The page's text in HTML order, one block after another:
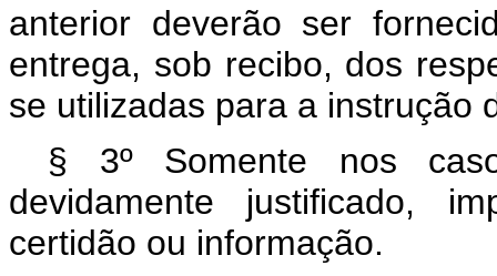
anterior deverão ser
entrega, sob recibo, dos
se utilizadas para a instrução
§ 3º Somente nos
devidamente justificado,
certidão ou informação.